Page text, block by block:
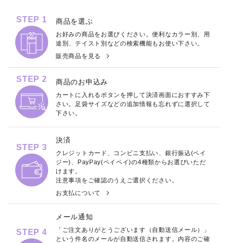
STEP 1 商品を選ぶ
お好みの商品をお選びください。便利なカラー別、用
途別、テイスト別などの検索機能もお使い下さい。
販売商品を見る
STEP 2 商品のお申込み
カートに入れるボタンを押して決済画面におすすみ下
さい。足袋サイズなどの追加情報も忘れずに選択して
下さい。
STEP 3
決済
クレジットカード、コンビニ支払い、銀行振込(ペイ
ジー)、PayPay(ペイペイ)の4種類からお選びいただ
けます。
注意事項をご確認のうえご選択ください。
お支払について
STEP 4
メール通知
「ご注文ありがとうございます（自動送信メール）」
という件名のメールが自動送信されます。内容のご確